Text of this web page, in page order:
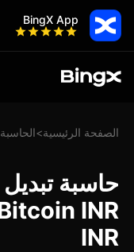
BingX App
الصفحة الرئيسية>الحاسبة
INR